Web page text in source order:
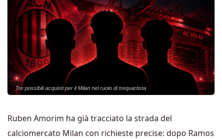
Tre possibili acquisti per il Milan nel ruolo di trequartista
Ruben Amorim ha già tracciato la strada del
calciomercato Milan con richieste precise: dopo Ramos